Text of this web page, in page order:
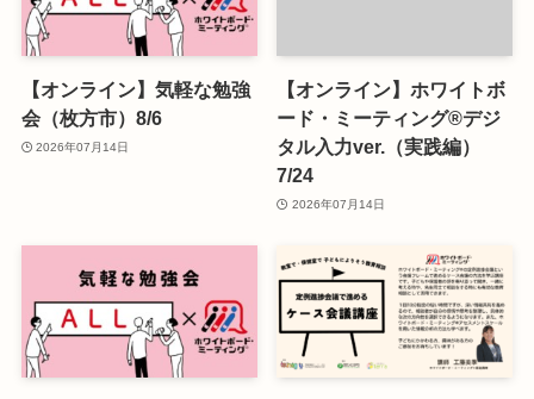
【オンライン】気軽な勉強
会（枚方市）8/6
2026年07月14日
【オンライン】ホワイトボ
ード・ミーティング®デジ
タル入力ver.（実践編）
7/24
2026年07月14日